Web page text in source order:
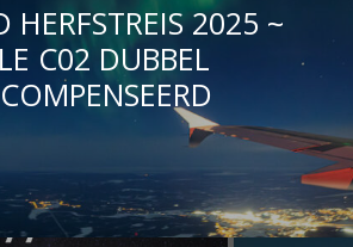
HERFSTREIS 2025 ~
C02 DUBBEL